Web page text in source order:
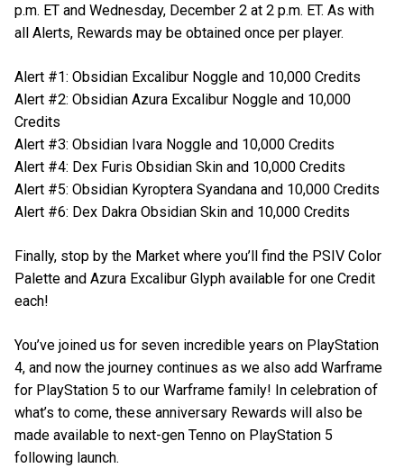
p.m. ET and Wednesday, December 2 at 2 p.m. ET. As with
all Alerts, Rewards may be obtained once per player.
Alert #1: Obsidian Excalibur Noggle and 10,000 Credits
Alert #2: Obsidian Azura Excalibur Noggle and 10,000
Credits
Alert #3: Obsidian Ivara Noggle and 10,000 Credits
Alert #4: Dex Furis Obsidian Skin and 10,000 Credits
Alert #5: Obsidian Kyroptera Syandana and 10,000 Credits
Alert #6: Dex Dakra Obsidian Skin and 10,000 Credits
Finally, stop by the Market where you’ll find the PSIV Color
Palette and Azura Excalibur Glyph available for one Credit
each!
You’ve joined us for seven incredible years on PlayStation
4, and now the journey continues as we also add Warframe
for PlayStation 5 to our Warframe family! In celebration of
what’s to come, these anniversary Rewards will also be
made available to next-gen Tenno on PlayStation 5
following launch.